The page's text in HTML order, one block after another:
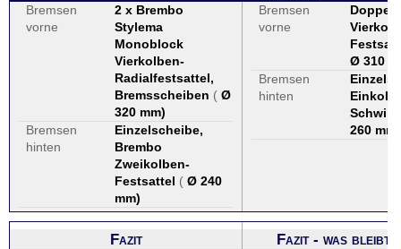
Bremsen
vorne
2 x Brembo
Stylema
Monoblock
Vierkolben-
Radialfestsattel,
Bremsscheiben ( Ø
320 mm)
Bremsen
hinten
Einzelscheibe,
Brembo
Zweikolben-
Festsattel ( Ø 240
mm)
Bremsen
vorne
Ø 310
Bremsen
hinten
260 mm
Fazit Fazit - was bleibt